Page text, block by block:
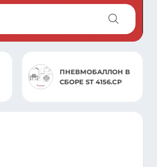
ПНЕВМОБАЛЛОН В
СБОРЕ ST 4156.CP